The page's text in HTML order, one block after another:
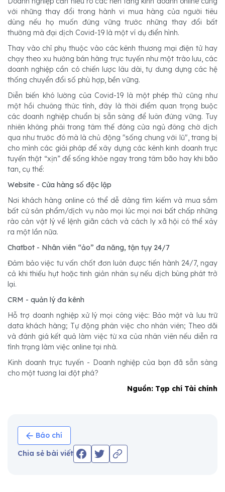
với những thay đổi trong hành vi mua hàng của người tiêu
dùng nếu họ muốn đứng vững trước những thay đổi bất
thường mà đại dịch Covid-19 là một ví dụ điển hình.
Thay vào chỉ phụ thuộc vào các kênh thương mại điện tử hay
chạy theo xu hướng bán hàng trực tuyến như một trào lưu, các
doanh nghiệp cần có chiến lược lâu dài, tự dưng dựng các hệ
thống chuyển đổi số phù hợp, bền vững.
Diễn biến khó lường của Covid-19 là một phép thử cũng như
một hồi chuông thức tỉnh, đây là thời điểm quan trọng buộc
các doanh nghiệp chuẩn bị sẵn sàng để luôn đứng vững. Tuy
nhiên không phải trong tâm thế đóng cửa ngủ đông chờ dịch
qua như trước đó mà là chủ động "sống chung với lũ", trang bị
cho mình các giải pháp để xây dựng các kênh kinh doanh trực
tuyến thật “xịn” để sống khỏe ngay trong tâm bão hay khi bão
tan, cụ thể:
Website - Cửa hàng số độc lập
Nơi khách hàng online có thể dễ dàng tìm kiếm và mua sắm
bất cứ sản phẩm/dịch vụ nào mọi lúc mọi nơi bất chấp những
rào cản vật lý về lệnh giãn cách và cách ly xã hội có thể xảy
ra một lần nữa.
Chatbot - Nhân viên “ảo” đa năng, tận tụy 24/7
Đảm bảo việc tư vấn chốt đơn luôn được tiến hành 24/7, ngay
cả khi thiếu hụt hoặc tinh giản nhân sự nếu dịch bùng phát trở
lại.
CRM - quản lý đa kênh
Hỗ trợ doanh nghiệp xử lý mọi công việc: Bảo mật và lưu trữ
data khách hàng; Tự động phân việc cho nhân viên; Theo dõi
và đánh giá kết quả làm việc từ xa của nhân viên nếu diễn ra
tình trạng làm việc online tại nhà.
Kinh doanh trực tuyến - Doanh nghiệp của bạn đã sẵn sàng
cho một tương lai đột phá?
Nguồn: Tạp chí Tài chính
Báo chí
Chia sẻ bài viết